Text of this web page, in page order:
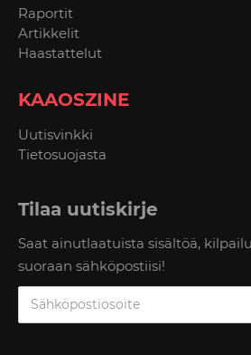
Raportit
Artikkelit
Haastattelut
KAAOSZINE
Uutisvinkki
Tietosuojasta
Tilaa uutiskirje
Saat ainutlaatuista sisältöä,
suoraan sähköpostiisi!